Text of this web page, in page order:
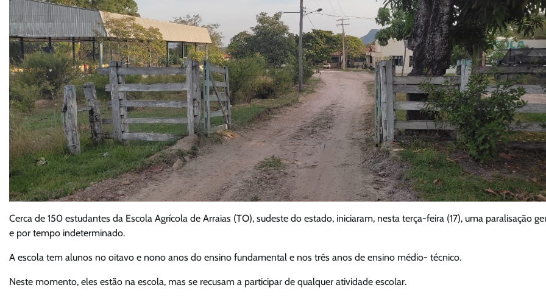
Cerca de 150 estudantes da Escola Agrícola de Arraias (TO), sudeste do estado, iniciaram, nesta terça-feira (17), uma paralisação
e por tempo indeterminado.
A escola tem alunos no oitavo e nono anos do ensino fundamental e nos três anos de ensino médio- técnico.
Neste momento, eles estão na escola, mas se recusam a participar de qualquer atividade escolar.